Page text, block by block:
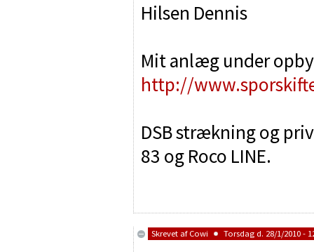
Hilsen Dennis
Mit anlæg under
http://
DSB strækning og
83 og Roco LINE.
Skrevet af Cowi Torsdag d. 28/1/2010 -